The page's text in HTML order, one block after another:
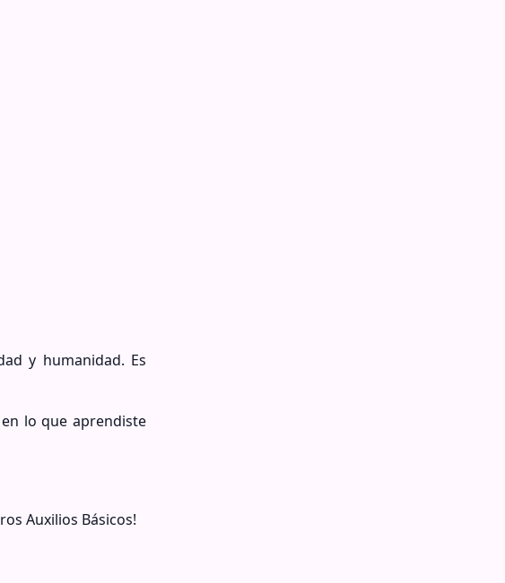
y humanidad. Es
lo que aprendiste
Auxilios Básicos!